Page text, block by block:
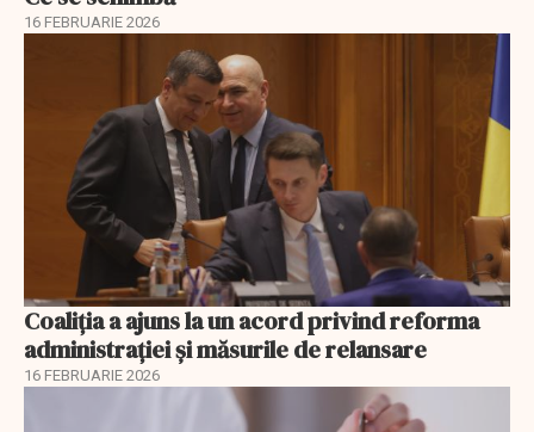
16 FEBRUARIE 2026
Coaliția a ajuns la un acord privind reforma
administrației și măsurile de relansare
16 FEBRUARIE 2026